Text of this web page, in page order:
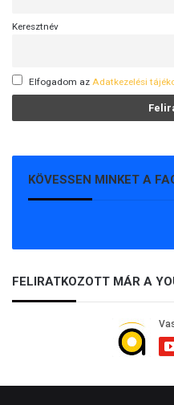
Keresztnév
Elfogadom az Adatkezelési
KÖVESSEN MINKET A
FELIRATKOZOTT MÁR A